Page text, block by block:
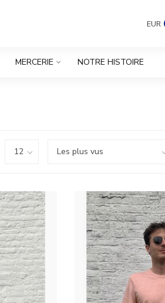
EUR
MERCERIE NOTRE HISTOIRE